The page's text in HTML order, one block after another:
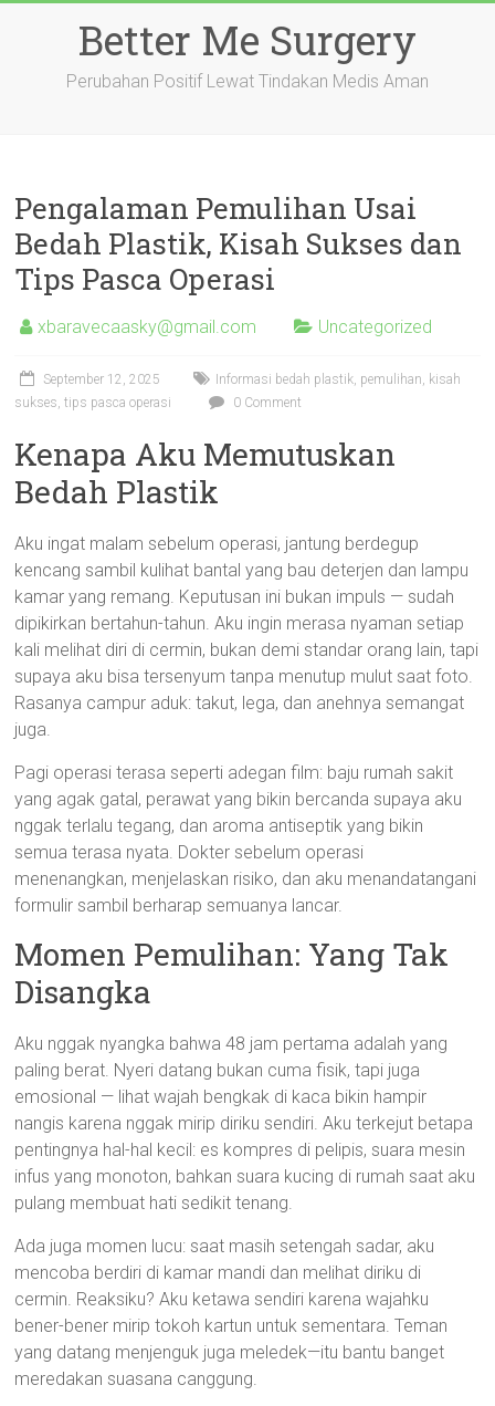
Better Me Surgery
Perubahan Positif Lewat Tindakan Medis Aman
Pengalaman Pemulihan Usai
Bedah Plastik, Kisah Sukses dan
Tips Pasca Operasi
xbaravecaasky@gmail.com Uncategorized
September 12, 2025
Informasi bedah plastik, pemulihan, kisah
sukses, tips pasca operasi
0 Comment
Kenapa Aku Memutuskan
Bedah Plastik
Aku ingat malam sebelum operasi, jantung berdegup
kencang sambil kulihat bantal yang bau deterjen dan lampu
kamar yang remang. Keputusan ini bukan impuls — sudah
dipikirkan bertahun-tahun. Aku ingin merasa nyaman setiap
kali melihat diri di cermin, bukan demi standar orang lain, tapi
supaya aku bisa tersenyum tanpa menutup mulut saat foto.
Rasanya campur aduk: takut, lega, dan anehnya semangat
juga.
Pagi operasi terasa seperti adegan film: baju rumah sakit
yang agak gatal, perawat yang bikin bercanda supaya aku
nggak terlalu tegang, dan aroma antiseptik yang bikin
semua terasa nyata. Dokter sebelum operasi
menenangkan, menjelaskan risiko, dan aku menandatangani
formulir sambil berharap semuanya lancar.
Momen Pemulihan: Yang Tak
Disangka
Aku nggak nyangka bahwa 48 jam pertama adalah yang
paling berat. Nyeri datang bukan cuma fisik, tapi juga
emosional — lihat wajah bengkak di kaca bikin hampir
nangis karena nggak mirip diriku sendiri. Aku terkejut betapa
pentingnya hal-hal kecil: es kompres di pelipis, suara mesin
infus yang monoton, bahkan suara kucing di rumah saat aku
pulang membuat hati sedikit tenang.
Ada juga momen lucu: saat masih setengah sadar, aku
mencoba berdiri di kamar mandi dan melihat diriku di
cermin. Reaksiku? Aku ketawa sendiri karena wajahku
bener-bener mirip tokoh kartun untuk sementara. Teman
yang datang menjenguk juga meledek—itu bantu banget
meredakan suasana canggung.